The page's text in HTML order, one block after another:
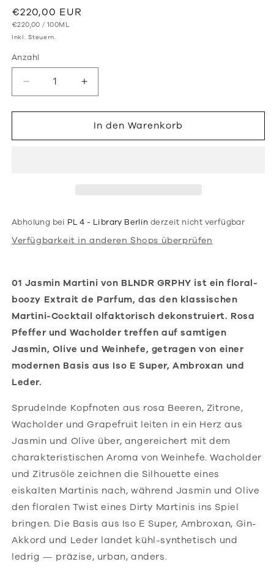
Normaler
Preis
€220,00 EUR
GRUNDPREIS
€220,00 / PRO
100ML
Inkl. Steuern.
Anzahl
Verringere
die
Menge
01
Erhöhe
die
Menge
für
01
In den Warenkorb
Abholung bei PL 4 - Library Berlin derzeit nicht verfügbar
Verfügbarkeit in anderen Shops überprüfen
01 Jasmin Martini von BLNDR GRPHY ist ein floral-
boozy Extrait de Parfum, das den klassischen
Martini-Cocktail olfaktorisch dekonstruiert. Rosa
Pfeffer und Wacholder treffen auf samtigen
Jasmin, Olive und Weinhefe, getragen von einer
modernen Basis aus Iso E Super, Ambroxan und
Leder.
Sprudelnde Kopfnoten aus rosa Beeren, Zitrone,
Wacholder und Grapefruit leiten in ein Herz aus
Jasmin und Olive über, angereichert mit dem
charakteristischen Aroma von Weinhefe. Wacholder
und Zitrusöle zeichnen die Silhouette eines
eiskalten Martinis nach, während Jasmin und Olive
den floralen Twist eines Dirty Martinis ins Spiel
bringen. Die Basis aus Iso E Super, Ambroxan, Gin-
Akkord und Leder landet kühl-synthetisch und
ledrig — präzise, urban, anders.